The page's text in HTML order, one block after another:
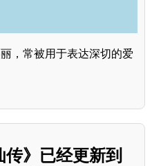
，常被用于表达深切的爱
》已经更新到